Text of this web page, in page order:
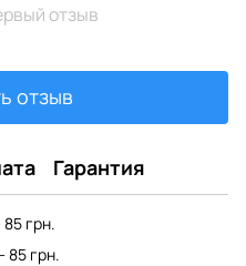
отзыв
отзыв
Гарантия
грн.
85 грн.